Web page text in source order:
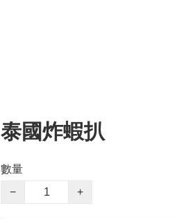
泰國炸蝦扒
數量
−
+